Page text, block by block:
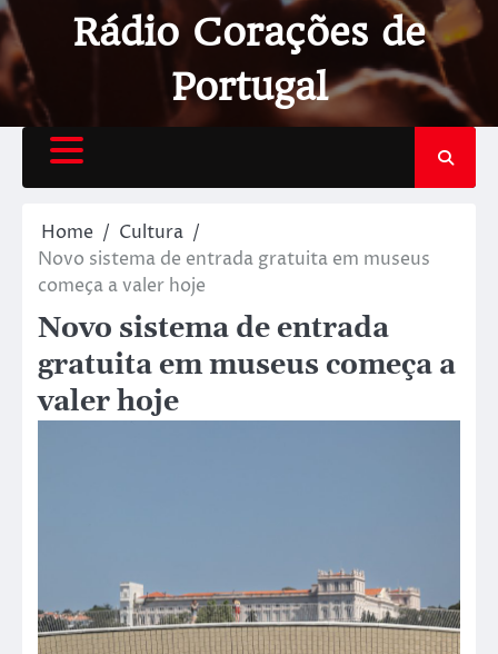
Rádio Corações de
Portugal
Home
Cultura
Novo sistema de entrada gratuita em museus
começa a valer hoje
Novo sistema de entrada
gratuita em museus começa a
valer hoje